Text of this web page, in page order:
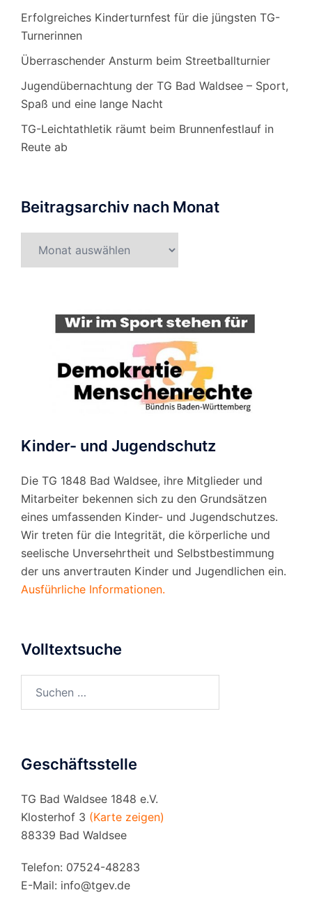
Erfolgreiches Kinderturnfest für die jüngsten TG-
Turnerinnen
Überraschender Ansturm beim Streetballturnier
Jugendübernachtung der TG Bad Waldsee – Sport,
Spaß und eine lange Nacht
TG-Leichtathletik räumt beim Brunnenfestlauf in
Reute ab
Beitragsarchiv nach Monat
nach
Kinder- und Jugendschutz
Die TG 1848 Bad Waldsee, ihre Mitglieder und
Mitarbeiter bekennen sich zu den Grundsätzen
eines umfassenden Kinder- und Jugendschutzes.
Wir treten für die Integrität, die körperliche und
seelische Unversehrtheit und Selbstbestimmung
der uns anvertrauten Kinder und Jugendlichen ein.
Ausführliche Informationen.
Volltextsuche
Geschäftsstelle
TG Bad Waldsee 1848 e.V.
Klosterhof 3 (Karte zeigen)
88339 Bad Waldsee
Telefon: 07524-48283
E-Mail: info@tgev.de